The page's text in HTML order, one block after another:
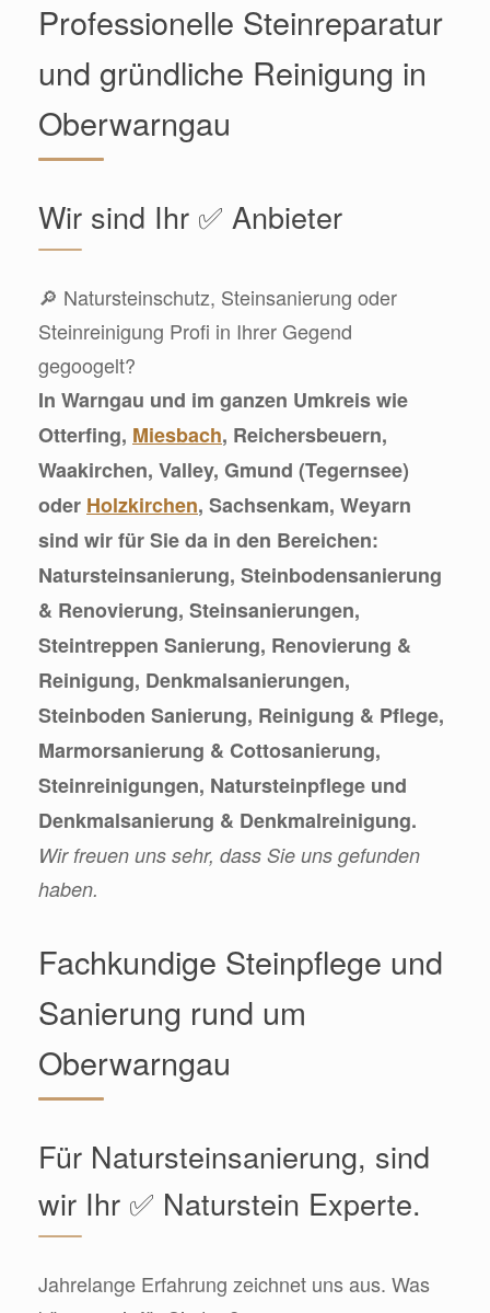
Professionelle Steinreparatur
und gründliche Reinigung in
Oberwarngau
Wir sind Ihr ✅ Anbieter
🔎 Natursteinschutz, Steinsanierung oder
Steinreinigung Profi in Ihrer Gegend
gegoogelt?
In Warngau und im ganzen Umkreis wie
Otterfing, Miesbach, Reichersbeuern,
Waakirchen, Valley, Gmund (Tegernsee)
oder Holzkirchen, Sachsenkam, Weyarn
sind wir für Sie da in den Bereichen:
Natursteinsanierung, Steinbodensanierung
& Renovierung, Steinsanierungen,
Steintreppen Sanierung, Renovierung &
Reinigung, Denkmalsanierungen,
Steinboden Sanierung, Reinigung & Pflege,
Marmorsanierung & Cottosanierung,
Steinreinigungen, Natursteinpflege und
Denkmalsanierung & Denkmalreinigung.
Wir freuen uns sehr, dass Sie uns gefunden
haben.
Fachkundige Steinpflege und
Sanierung rund um
Oberwarngau
Für Natursteinsanierung, sind
wir Ihr ✅ Naturstein Experte.
Jahrelange Erfahrung zeichnet uns aus. Was